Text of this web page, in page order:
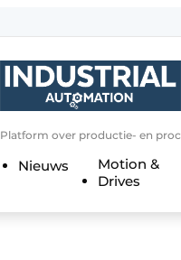
Algemene
Contact
Direct contact
Platform over productie- en
Nieuws
Motion &
Drives